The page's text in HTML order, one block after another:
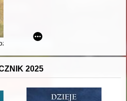
Diecezji Bielsko-
2025